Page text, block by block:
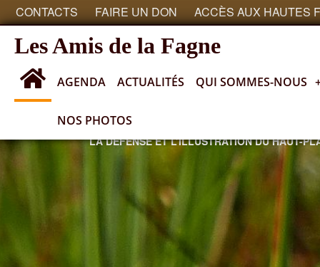
CONTACTS FAIRE UN DON ACCÈS AUX HAUTES
Les Amis de la Fagne
AGENDA ACTUALITÉS QUI SOMMES-NOUS
NOS PHOTOS
SOCIÉTÉ ROYALE ayant pour objectif
LA DÉFENSE ET L’ILLUSTRATION DU HAUT-